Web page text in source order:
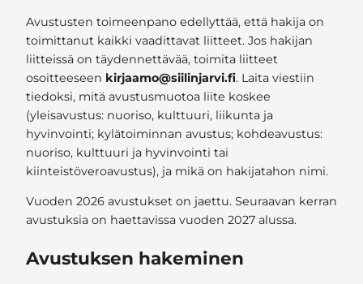
Avustusten toimeenpano edellyttää, että hakija on
toimittanut kaikki vaadittavat liitteet. Jos hakijan
liitteissä on täydennettävää, toimita liitteet
osoitteeseen kirjaamo@siilinjarvi.fi. Laita viestiin
tiedoksi, mitä avustusmuotoa liite koskee
(yleisavustus: nuoriso, kulttuuri, liikunta ja
hyvinvointi; kylätoiminnan avustus; kohdeavustus:
nuoriso, kulttuuri ja hyvinvointi tai
kiinteistöveroavustus), ja mikä on hakijatahon nimi.
Vuoden 2026 avustukset on jaettu. Seuraavan kerran
avustuksia on haettavissa vuoden 2027 alussa.
Avustuksen hakeminen